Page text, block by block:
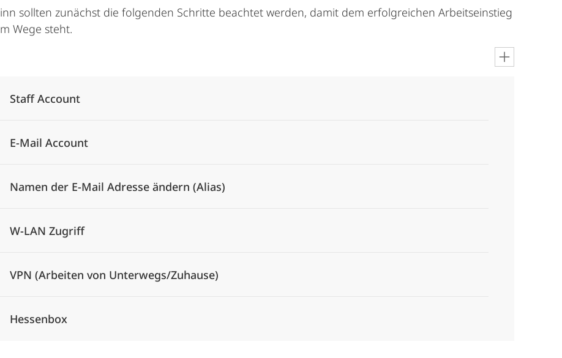
sollten zunächst die folgenden Schritte beachtet werden, damit dem erfolgreichen Arbeitseinstieg
Wege steht.
Staff Account
E-Mail Account
Namen der E-Mail Adresse ändern (Alias)
W-LAN Zugriff
VPN (Arbeiten von Unterwegs/Zuhause)
Hessenbox